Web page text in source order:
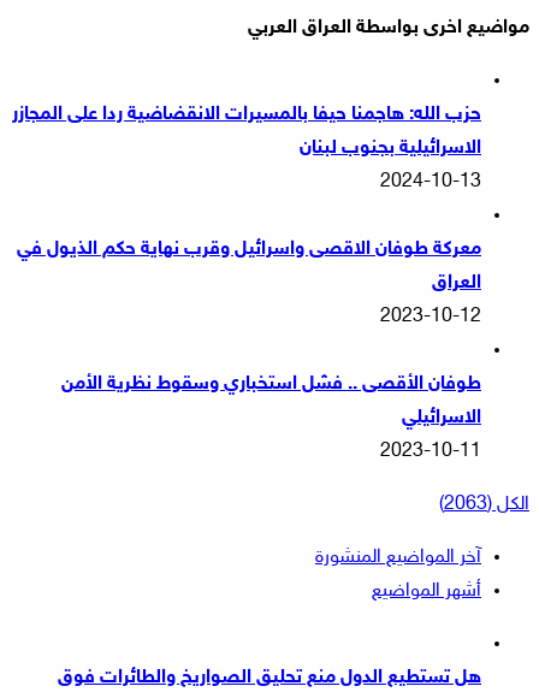
مواضيع اخرى بواسطة العراق العربي
حزب الله: هاجمنا حيفا بالمسيرات الانقضاضية ردا على المجازر
الاسرائيلية بجنوب لبنان
2024-10-13
معركة طوفان الاقصى واسرائيل وقرب نهاية حكم الذيول في
العراق
2023-10-12
طوفان الأقصى .. فشل استخباري وسقوط نظرية الأمن
الاسرائيلي
2023-10-11
الكل (2063)
آخر المواضيع المنشورة
أشهر المواضيع
هل تستطيع الدول منع تحليق الصواريخ والطائرات فوق